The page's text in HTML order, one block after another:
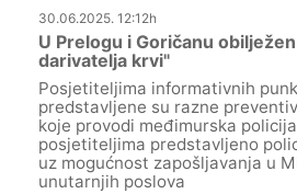
30.06.2025. 12:12h
U Prelogu i Goričanu
darivatelja krvi"
Posjetiteljima informativnih
predstavljene su razne
koje provodi međimurska
posjetiteljima predstavljeno
uz mogućnost zapošljavanja u
unutarnjih poslova